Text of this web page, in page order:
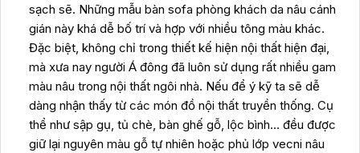
sạch sẽ. Những mẫu bàn sofa phòng khách da nâu cánh
gián này khá dễ bố trí và hợp với nhiều tông màu khác.
Đặc biệt, không chỉ trong thiết kế hiện nội thất hiện đại,
mà xưa nay người Á đông đã luôn sử dụng rất nhiều gam
màu nâu trong nội thất ngôi nhà. Nếu để ý kỹ ta sẽ dễ
dàng nhận thấy từ các món đồ nội thất truyền thống. Cụ
thể như sập gụ, tủ chè, bàn ghế gỗ, lộc bình… đều được
giữ lại nguyên màu gỗ tự nhiên hoặc phủ lớp vecni nâu